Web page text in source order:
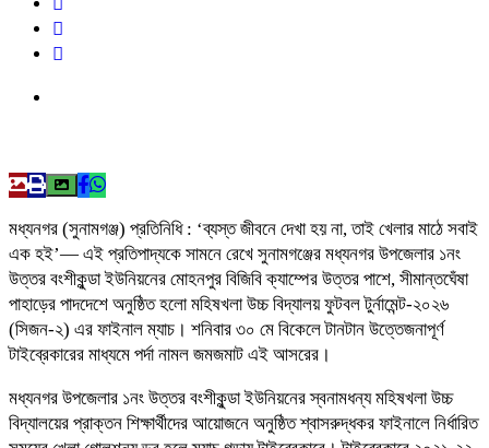
মধ্যনগর (সুনামগঞ্জ) প্রতিনিধি : ‘ব্যস্ত জীবনে দেখা হয় না, তাই খেলার মাঠে সবাই
এক হই’— এই প্রতিপাদ্যকে সামনে রেখে সুনামগঞ্জের মধ্যনগর উপজেলার ১নং
উত্তর বংশীকুন্ডা ইউনিয়নের মোহনপুর বিজিবি ক্যাম্পের উত্তর পাশে, সীমান্তঘেঁষা
পাহাড়ের পাদদেশে অনুষ্ঠিত হলো মহিষখলা উচ্চ বিদ্যালয় ফুটবল টুর্নামেন্ট-২০২৬
(সিজন-২) এর ফাইনাল ম্যাচ। শনিবার ৩০ মে বিকেলে টানটান উত্তেজনাপূর্ণ
টাইব্রেকারের মাধ্যমে পর্দা নামল জমজমাট এই আসরের।
মধ্যনগর উপজেলার ১নং উত্তর বংশীকুন্ডা ইউনিয়নের স্বনামধন্য মহিষখলা উচ্চ
বিদ্যালয়ের প্রাক্তন শিক্ষার্থীদের আয়োজনে অনুষ্ঠিত শ্বাসরুদ্ধকর ফাইনালে নির্ধারিত